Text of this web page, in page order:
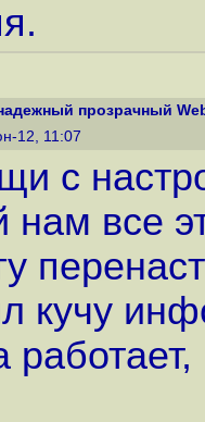
прозрачный
12, 11:07
с
нам все
кучу